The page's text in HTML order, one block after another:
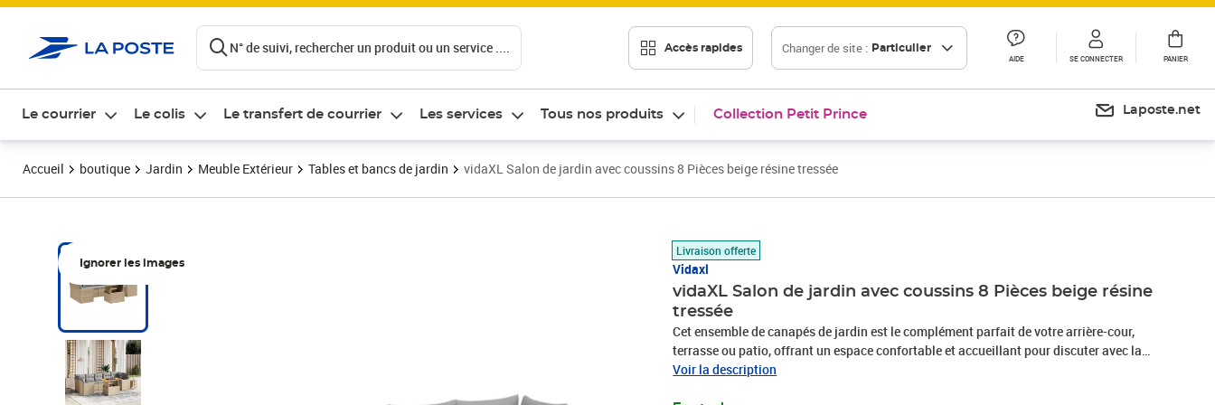
N° de suivi, rechercher un produit ou un service .... Accès rapides Changer de site : Particulier
AIDE SE CONNECTER PANIER
Le courrier Le colis Le transfert de courrier Les services Tous nos produits Collection Petit Prince Laposte.net
Accueil boutique Jardin Meuble Extérieur Tables et bancs de jardin vidaXL Salon de jardin avec coussins 8 Pièces beige résine tressée
Ignorer les images
Livraison offerte
Vidaxl
vidaXL Salon de jardin avec coussins 8 Pièces beige résine
tressée
Cet ensemble de canapés de jardin est le complément parfait de votre arrière-cour,
terrasse ou patio, offrant un espace confortable et accueillant pour discuter avec la
famille et les amis ou simplement se détendre et profiter de l'extérieur. Matériau
Voir la description
Prix 582,89€